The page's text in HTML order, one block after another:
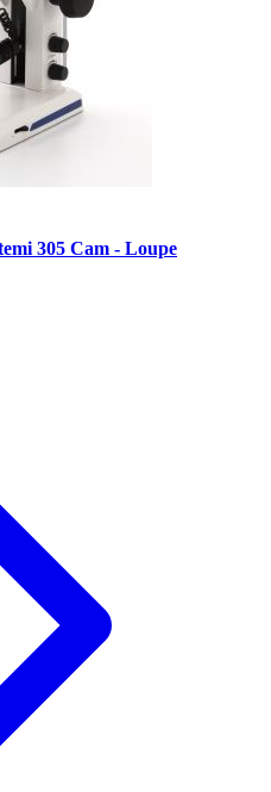
305 Cam - Loupe